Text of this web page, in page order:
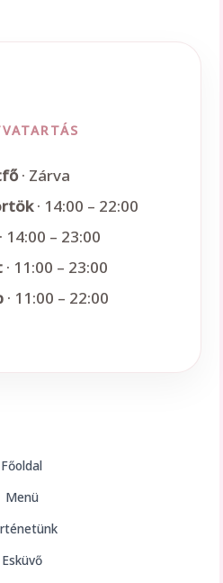
· Zárva
· 14:00 – 22:00
14:00 – 23:00
· 11:00 – 23:00
· 11:00 – 22:00
Főoldal
Menü
Esküvő